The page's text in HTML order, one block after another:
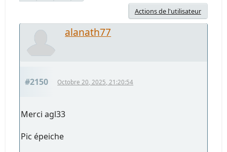
Actions de l'utilisateur
alanath77
#2150 Octobre 20, 2025, 21:20:54
Merci agl33
Pic épeiche